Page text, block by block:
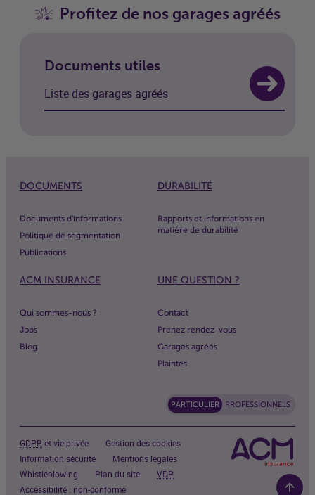
Profitez de nos garages agréés
Documents utiles
Liste des garages agréés
DOCUMENTS
Documents d'informations
Politique de segmentation
Publications
DURABILITÉ
Rapports et informations en
matière de durabilité
ACM INSURANCE
Qui sommes-nous ?
Jobs
Blog
UNE QUESTION ?
Contact
Prenez rendez-vous
Garages agréés
Plaintes
PARTICULIER PROFESSIONNELS
GDPR et vie privée
Gestion des cookies
Information sécurité
Mentions légales
Whistleblowing
Plan du site
VDP
Accessibilité : non-conforme